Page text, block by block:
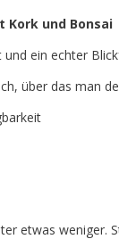
Kork und Bonsai
ein echter
über das man
etwas weniger.